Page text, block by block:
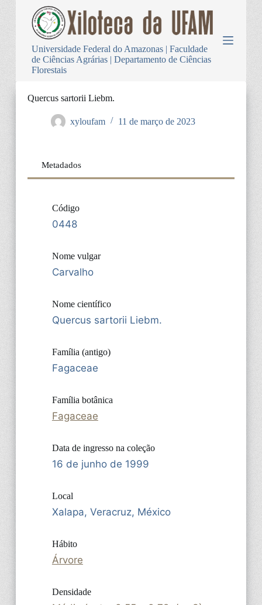
Universidade Federal do Amazonas | Faculdade
de Ciências Agrárias | Departamento de Ciências
Florestais
Quercus sartorii Liebm.
xyloufam 11 de março de 2023
Metadados
Código
0448
Nome vulgar
Carvalho
Nome científico
Quercus sartorii Liebm.
Família (antigo)
Fagaceae
Família botânica
Fagaceae
Data de ingresso na coleção
16 de junho de 1999
Local
Xalapa, Veracruz, México
Hábito
Árvore
Densidade